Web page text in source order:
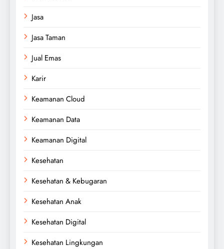
Jasa
Jasa Taman
Jual Emas
Karir
Keamanan Cloud
Keamanan Data
Keamanan Digital
Kesehatan
Kesehatan & Kebugaran
Kesehatan Anak
Kesehatan Digital
Kesehatan Lingkungan